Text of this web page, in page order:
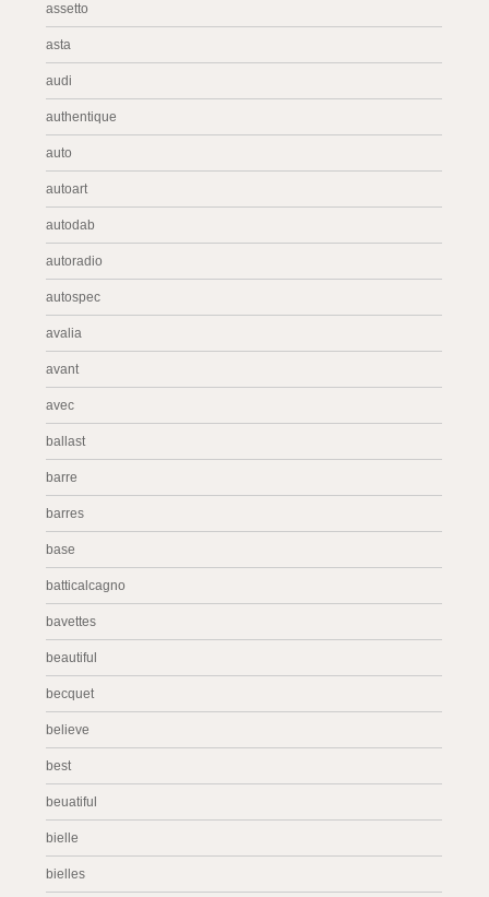
assetto
asta
audi
authentique
auto
autoart
autodab
autoradio
autospec
avalia
avant
avec
ballast
barre
barres
base
batticalcagno
bavettes
beautiful
becquet
believe
best
beuatiful
bielle
bielles